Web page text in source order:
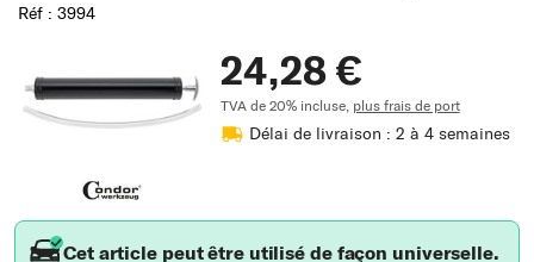
Réf : 3994
24,28 €
TVA de 20% incluse, plus frais de port
Délai de livraison : 2 à 4 semaines
Cet article peut être utilisé de façon universelle.